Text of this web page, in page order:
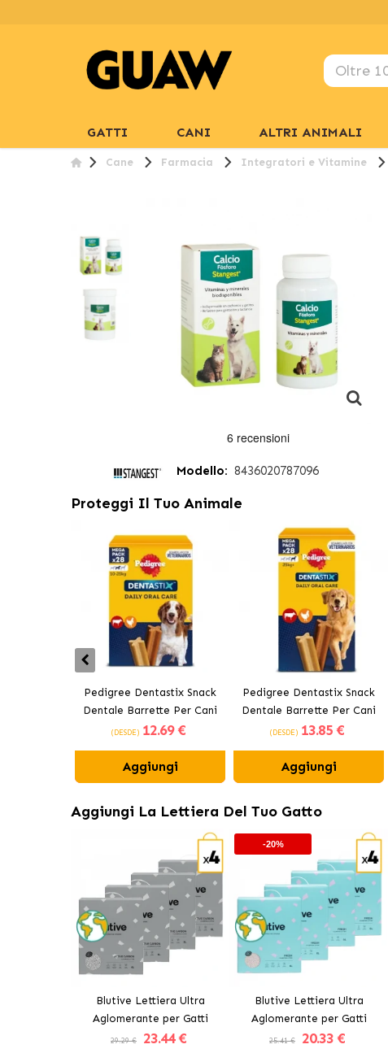
GATTI CANI ALTRI ANIMALI
Cane Farmacia Integratori e Vitamine
Modello: 8436020787096
Proteggi Il Tuo Animale
Pedigree Dentastix Snack
Dentale Barrette Per Cani
Medi 10-25 kg
(DESDE) 12.69 €
Aggiungi
Pedigree Dentastix Snack
Dentale Barrette Per Cani
Grandi +25 kg
(DESDE) 13.85 €
Aggiungi
Aggiungi La Lettiera Del Tuo Gatto
Blutive Lettiera Ultra
Aglomerante per Gatti
Carbone Attivo
29.29 € 23.44 €
-20%
Blutive Lettiera Ultra
Aglomerante per Gatti
Aroma Fresh
25.41 € 20.33 €